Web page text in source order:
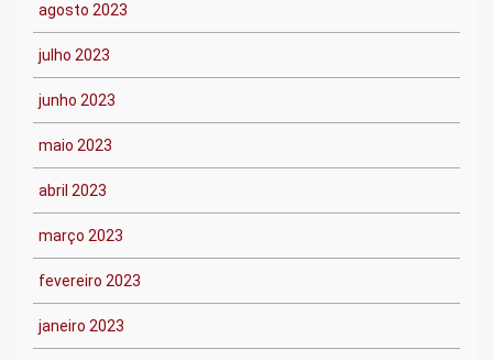
agosto 2023
julho 2023
junho 2023
maio 2023
abril 2023
março 2023
fevereiro 2023
janeiro 2023